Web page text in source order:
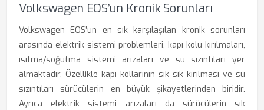
Volkswagen EOS’un Kronik Sorunları
Volkswagen EOS’un en sık karşılaşılan kronik sorunları
arasında elektrik sistemi problemleri, kapı kolu kırılmaları,
ısıtma/soğutma sistemi arızaları ve su sızıntıları yer
almaktadır. Özellikle kapı kollarının sık sık kırılması ve su
sızıntıları sürücülerin en büyük şikayetlerinden biridir.
Ayrıca elektrik sistemi arızaları da sürücülerin sık